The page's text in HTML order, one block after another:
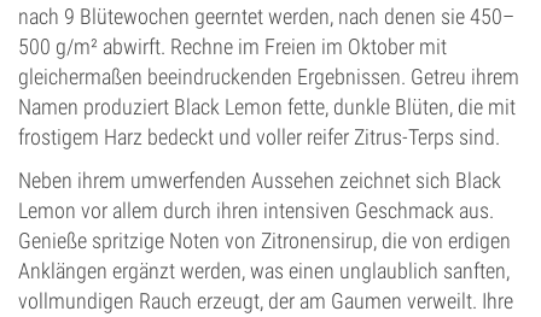
nach 9 Blütewochen geerntet werden, nach denen sie 450–
500 g/m² abwirft. Rechne im Freien im Oktober mit
gleichermaßen beeindruckenden Ergebnissen. Getreu ihrem
Namen produziert Black Lemon fette, dunkle Blüten, die mit
frostigem Harz bedeckt und voller reifer Zitrus-Terps sind.
Neben ihrem umwerfenden Aussehen zeichnet sich Black
Lemon vor allem durch ihren intensiven Geschmack aus.
Genieße spritzige Noten von Zitronensirup, die von erdigen
Anklängen ergänzt werden, was einen unglaublich sanften,
vollmundigen Rauch erzeugt, der am Gaumen verweilt. Ihre